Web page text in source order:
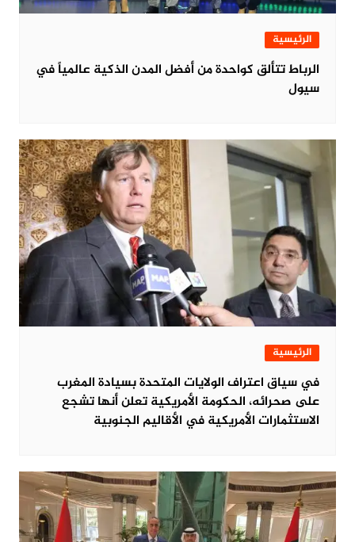
الرئيسية
الرباط تتألق كواحدة من أفضل المدن الذكية عالمياً في
سيول
الرئيسية
في سياق اعتراف الولايات المتحدة بسيادة المغرب
على صحرائه، الحكومة الأمريكية تعلن أنها تشجع
الاستثمارات الأمريكية في الأقاليم الجنوبية